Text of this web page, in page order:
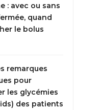
: avec ou sans
quand
le bolus
remarques
pour
les glycémies
des patients